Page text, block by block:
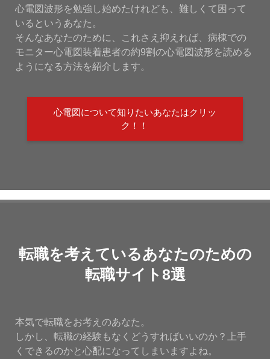
心電図波形を勉強し始めたけれども、難しくて困って
いるというあなた。
そんなあなたのために、これさえ抑えれば、病棟での
モニター心電図装着患者の約9割の心電図波形を読める
ようになる方法を紹介します。
心電図について知りたいあなたはクリッ
ク！！
転職を考えているあなたのための
転職サイト8選
本気で転職をお考えのあなた。
しかし、転職の経験もなくどうすればいいのか？上手
くできるのかと心配になってしまいますよね。